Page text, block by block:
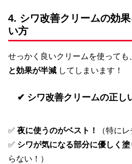
4. シワ改善クリームの効
い方
せっかく良いクリームを使っても
と効果が半減 してしまいます！
✔ シワ改善クリームの正し
✅ 夜に使うのがベスト！
（特に
✅ シワが気になる部分に優しく塗
らない！）